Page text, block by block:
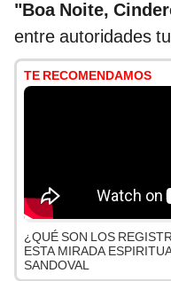
"Boa Noite,
entre autoridades
TE RECOMENDAMOS
¿QUÉ SON LOS
ESTA MIRADA
SANDOVAL